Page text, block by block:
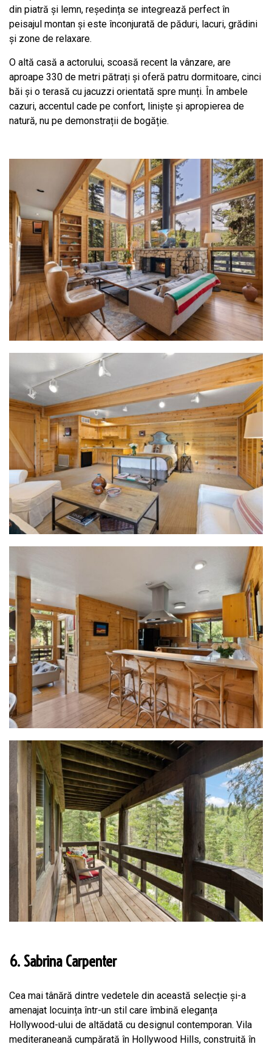
din piatră și lemn, reședința se integrează perfect în
peisajul montan și este înconjurată de păduri, lacuri, grădini
și zone de relaxare.
O altă casă a actorului, scoasă recent la vânzare, are
aproape 330 de metri pătrați și oferă patru dormitoare, cinci
băi și o terasă cu jacuzzi orientată spre munți. În ambele
cazuri, accentul cade pe confort, liniște și apropierea de
natură, nu pe demonstrații de bogăție.
6. Sabrina Carpenter
Cea mai tânără dintre vedetele din această selecție și-a
amenajat locuința într-un stil care îmbină eleganța
Hollywood-ului de altădată cu designul contemporan. Vila
mediteraneană cumpărată în Hollywood Hills, construită în